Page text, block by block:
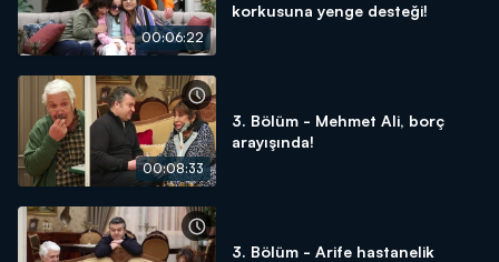
00:06:22
korkusuna yenge desteği!
00:08:33
3. Bölüm - Mehmet Ali, borç
arayışında!
3. Bölüm - Arife hastanelik